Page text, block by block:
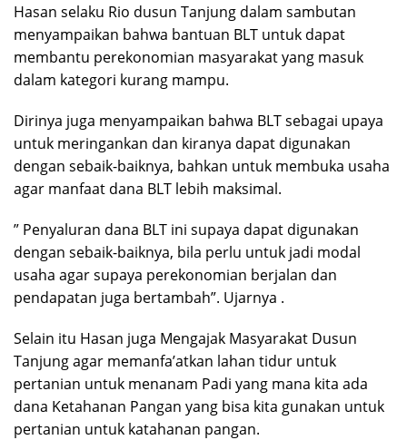
Hasan selaku Rio dusun Tanjung dalam sambutan
menyampaikan bahwa bantuan BLT untuk dapat
membantu perekonomian masyarakat yang masuk
dalam kategori kurang mampu.
Dirinya juga menyampaikan bahwa BLT sebagai upaya
untuk meringankan dan kiranya dapat digunakan
dengan sebaik-baiknya, bahkan untuk membuka usaha
agar manfaat dana BLT lebih maksimal.
” Penyaluran dana BLT ini supaya dapat digunakan
dengan sebaik-baiknya, bila perlu untuk jadi modal
usaha agar supaya perekonomian berjalan dan
pendapatan juga bertambah”. Ujarnya .
Selain itu Hasan juga Mengajak Masyarakat Dusun
Tanjung agar memanfa’atkan lahan tidur untuk
pertanian untuk menanam Padi yang mana kita ada
dana Ketahanan Pangan yang bisa kita gunakan untuk
pertanian untuk katahanan pangan.